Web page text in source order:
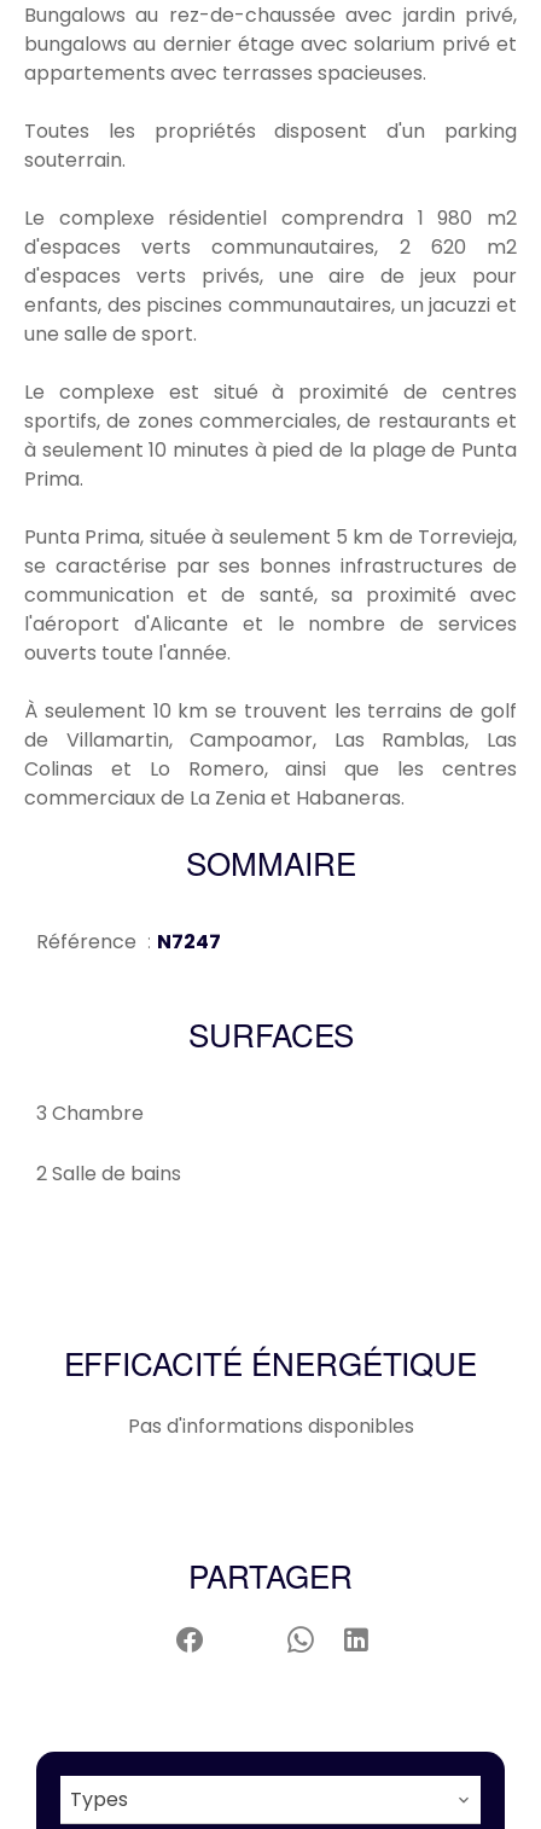
Bungalows au rez-de-chaussée avec jardin privé,
bungalows au dernier étage avec solarium privé et
appartements avec terrasses spacieuses.
Toutes les propriétés disposent d'un parking
souterrain.
Le complexe résidentiel comprendra 1 980 m2
d'espaces verts communautaires, 2 620 m2
d'espaces verts privés, une aire de jeux pour
enfants, des piscines communautaires, un jacuzzi et
une salle de sport.
Le complexe est situé à proximité de centres
sportifs, de zones commerciales, de restaurants et
à seulement 10 minutes à pied de la plage de Punta
Prima.
Punta Prima, située à seulement 5 km de Torrevieja,
se caractérise par ses bonnes infrastructures de
communication et de santé, sa proximité avec
l'aéroport d'Alicante et le nombre de services
ouverts toute l'année.
À seulement 10 km se trouvent les terrains de golf
de Villamartin, Campoamor, Las Ramblas, Las
Colinas et Lo Romero, ainsi que les centres
commerciaux de La Zenia et Habaneras.
SOMMAIRE
Référence N7247
SURFACES
3 Chambre
2 Salle de bains
EFFICACITÉ ÉNERGÉTIQUE
Pas d'informations disponibles
PARTAGER
Types